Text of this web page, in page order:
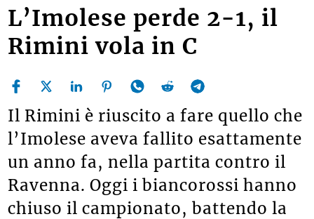
L’Imolese perde 2-1, il
Rimini vola in C
Il Rimini è riuscito a fare quello che
l’Imolese aveva fallito esattamente
un anno fa, nella partita contro il
Ravenna. Oggi i biancorossi hanno
chiuso il campionato, battendo la